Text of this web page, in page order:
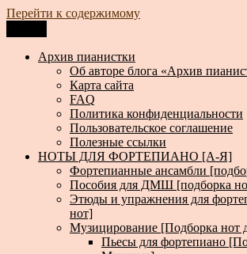
Перейти к содержимому
Архив пианистки
Всё для пианистов: ноты, книги, музыка,
Архив пианистки
Об авторе блога «Архив
Карта сайта
FAQ
Политика конфиденциальности
Пользовательское соглашение
Полезные ссылки
НОТЫ ДЛЯ ФОРТЕПИАНО [А-Я]
Фортепианные ансамбли
Пособия для ДМШ [подборка
Этюды и упражнения для
нот]
Музицирование [Подборка нот
Пьесы для фортепиано